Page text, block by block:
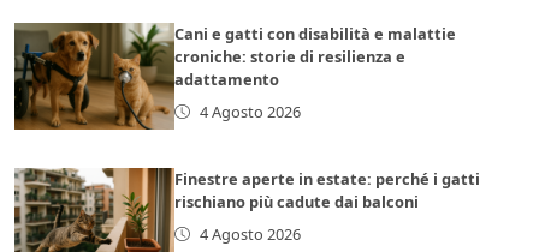
Cani e gatti con disabilità e malattie
croniche: storie di resilienza e
adattamento
4 Agosto 2026
Finestre aperte in estate: perché i gatti
rischiano più cadute dai balconi
4 Agosto 2026